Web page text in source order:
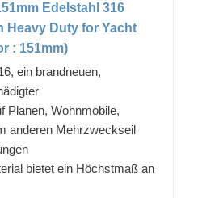
Edelstahl 316
Heavy Duty for Yacht
: 151mm)
ein brandneuen,
Planen, Wohnmobile,
anderen Mehrzweckseil
bietet ein Höchstmaß an